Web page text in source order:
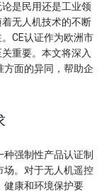
是民用还是工业领
无人机技术的不断
CE认证作为欧洲市
重要。本文将深入
方面的异同，帮助企
强制性产品认证制
场。对于无人机遥控
健康和环境保护要